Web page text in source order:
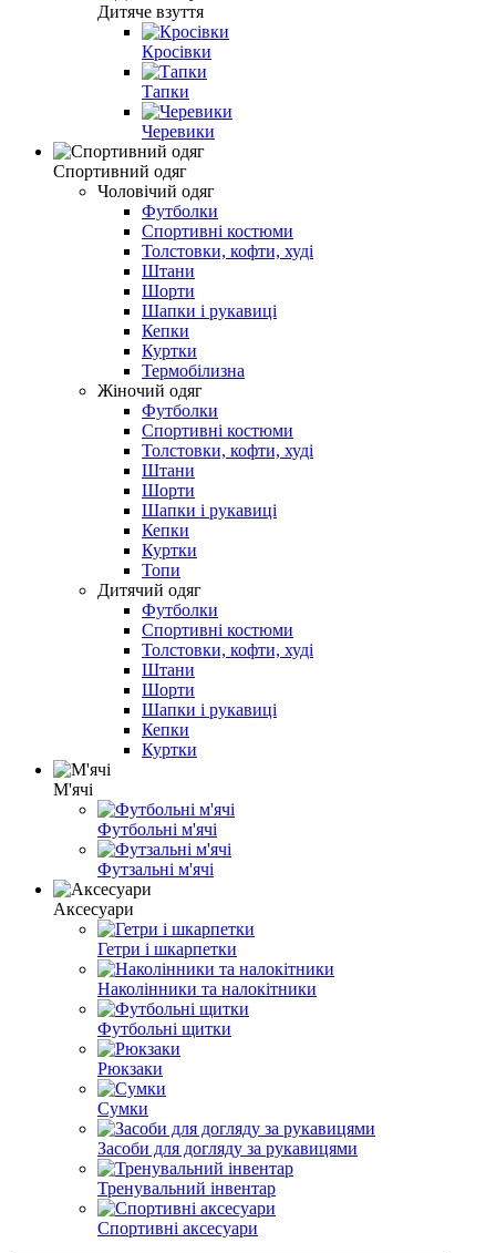
Дитяче взуття
Кросівки
Тапки
Черевики
Спортивний одяг
Чоловічий одяг
Футболки
Спортивні костюми
Толстовки, кофти, худі
Штани
Шорти
Шапки і рукавиці
Кепки
Куртки
Термобілизна
Жіночий одяг
Футболки
Спортивні костюми
Толстовки, кофти, худі
Штани
Шорти
Шапки і рукавиці
Кепки
Куртки
Топи
Дитячий одяг
Футболки
Спортивні костюми
Толстовки, кофти, худі
Штани
Шорти
Шапки і рукавиці
Кепки
Куртки
М'ячі
Футбольні м'ячі
Футзальні м'ячі
Аксесуари
Гетри і шкарпетки
Наколінники та налокітники
Футбольні щитки
Рюкзаки
Сумки
Засоби для догляду за рукавицями
Тренувальний інвентар
Спортивні аксесуари